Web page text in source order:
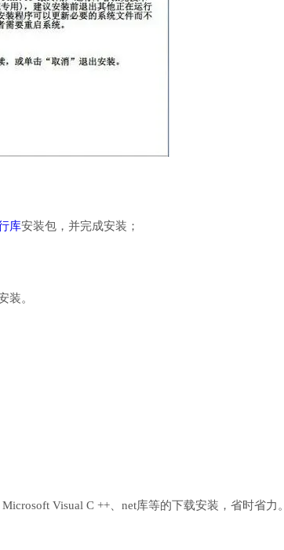
库安装包，并完成安装；
装。
Visual C ++、net库等的下载安装，省时省力。